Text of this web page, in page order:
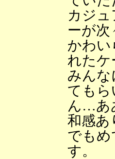
カジ
ーが次
かわい
れたケ
みんな
てもら
ん…あ
和感あ
でもめ
す。